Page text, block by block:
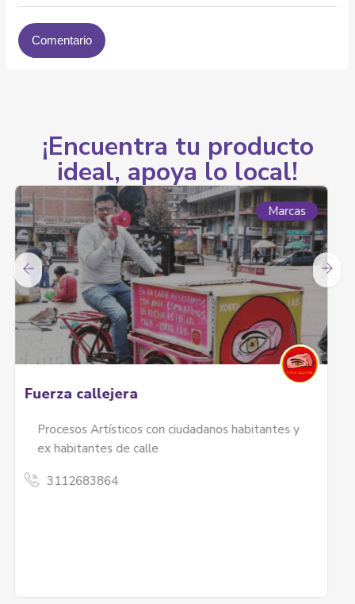
¡Encuentra tu producto
ideal, apoya lo local!
Marcas
Comunidades Negras, Afrocolombianas,
Raizales Y Palenqueras
El Bemben
La línea orgánica capilar El Bemben rescata el
conocimiento ancestral del cuidado...
3173032331